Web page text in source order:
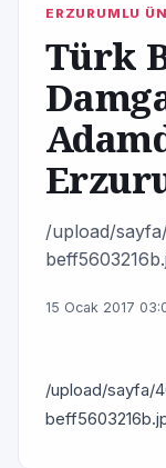
ERZURUMLU
Türk
/upload/
15 Ocak 2017
/upload/sayfa/